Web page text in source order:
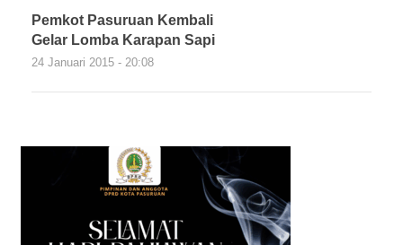
Pemkot Pasuruan Kembali
Gelar Lomba Karapan Sapi
24 Januari 2015 - 20:08